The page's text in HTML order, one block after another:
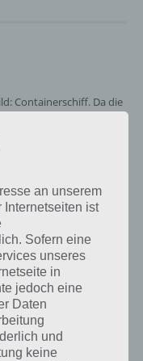
Containerschiff. Da die
Komplettlösung
94%
! Dort
und
Level
an unserem
Internetseiten ist
Sofern eine
unseres
in
jedoch eine
Daten
und
keine